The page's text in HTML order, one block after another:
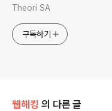
Theori SA
구독하기
웹해킹 의 다른 글